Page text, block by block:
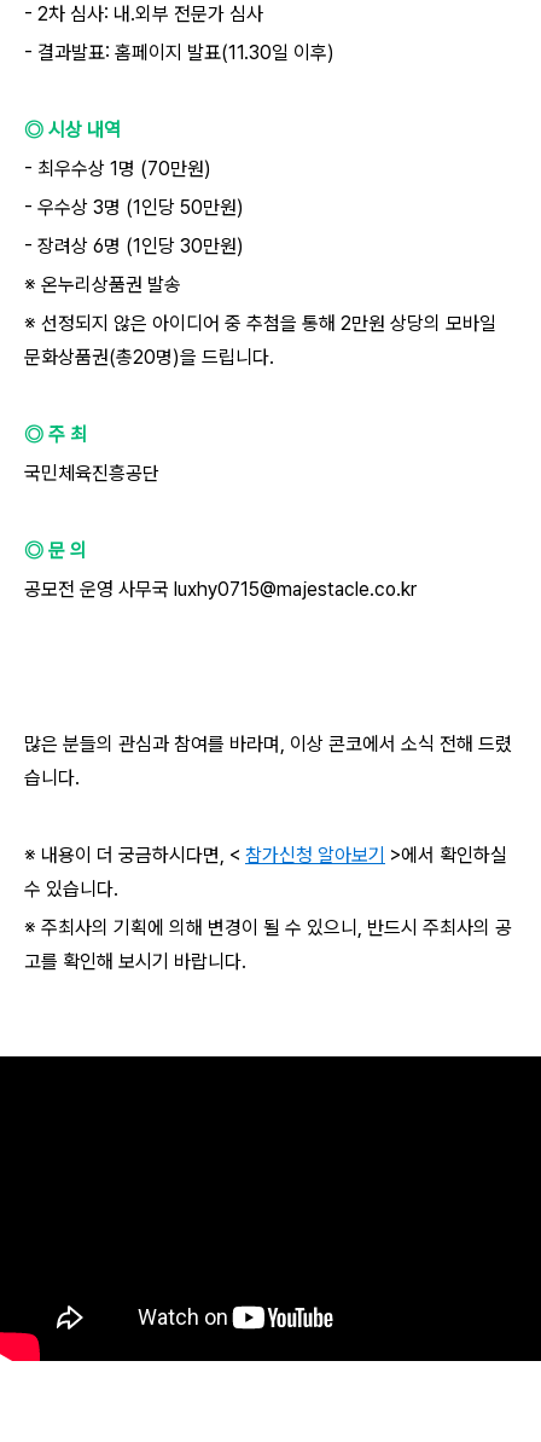
- 2차 심사: 내.외부 전문가 심사
- 결과발표: 홈페이지 발표(11.30일 이후)
◎ 시상 내역
- 최우수상 1명 (70만원)
- 우수상 3명 (1인당 50만원)
- 장려상 6명 (1인당 30만원)
※ 온누리상품권 발송
※ 선정되지 않은 아이디어 중 추첨을 통해 2만원 상당의 모바일
문화상품권(총20명)을 드립니다.
◎ 주 최
국민체육진흥공단
◎ 문 의
공모전 운영 사무국 luxhy0715@majestacle.co.kr
많은 분들의 관심과 참여를 바라며, 이상 콘코에서 소식 전해 드렸
습니다.
※ 내용이 더 궁금하시다면, < 참가신청 알아보기 >에서 확인하실
수 있습니다.
※ 주최사의 기획에 의해 변경이 될 수 있으니, 반드시 주최사의 공
고를 확인해 보시기 바랍니다.